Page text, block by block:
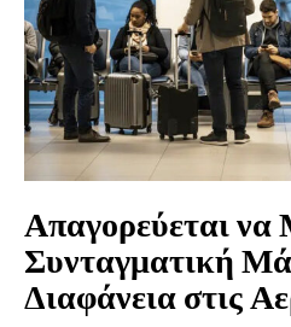
Απαγορεύεται να
Συνταγματική
Διαφάνεια στις